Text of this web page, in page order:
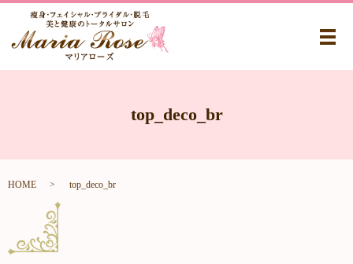
メ
top_deco_br
HOME top_deco_br